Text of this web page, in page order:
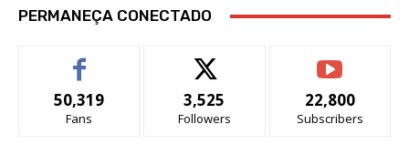
PERMANEÇA CONECTADO
50,319
Fans
3,525
Followers
22,800
Subscribers